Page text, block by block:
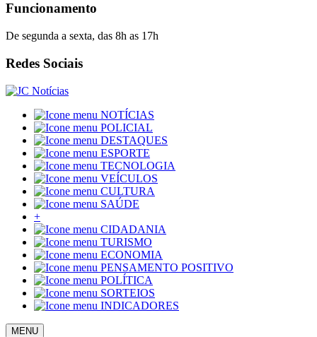
Funcionamento
De segunda a sexta, das 8h as 17h
Redes Sociais
NOTÍCIAS
POLICIAL
DESTAQUES
ESPORTE
TECNOLOGIA
VEÍCULOS
CULTURA
SAÚDE
+
CIDADANIA
TURISMO
ECONOMIA
PENSAMENTO POSITIVO
POLÍTICA
SORTEIOS
INDICADORES
MENU